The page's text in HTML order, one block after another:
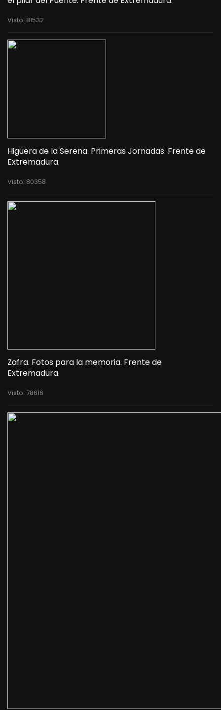
Visto: 81532
Higuera de la Serena. Primeras Jornadas. Frente de
Extremadura.
Visto: 80358
Zafra. Fotos para la memoria. Frente de
Extremadura.
Visto: 78616